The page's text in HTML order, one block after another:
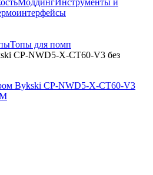
Топы для помп
CP-NWD5-X-CT60-V3 без